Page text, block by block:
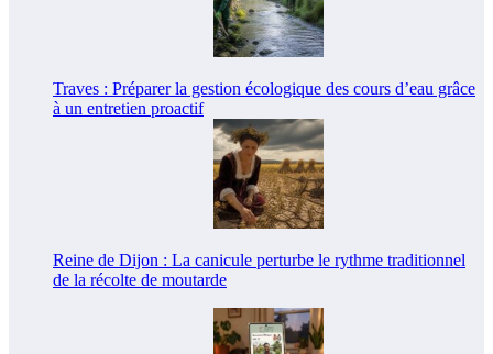
Traves : Préparer la gestion écologique des cours d’eau grâce
à un entretien proactif
Reine de Dijon : La canicule perturbe le rythme traditionnel
de la récolte de moutarde